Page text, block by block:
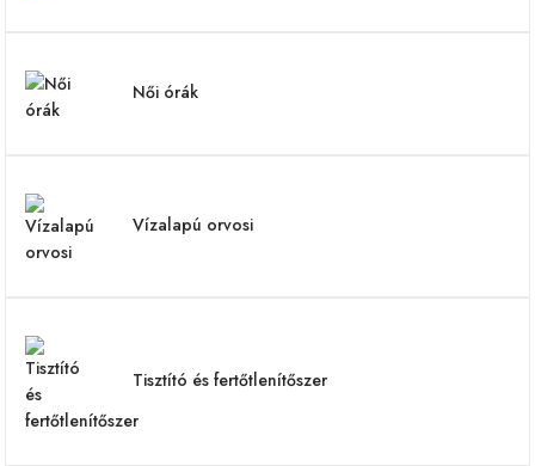
Női órák
Vízalapú orvosi
Tisztító és fertőtlenítőszer